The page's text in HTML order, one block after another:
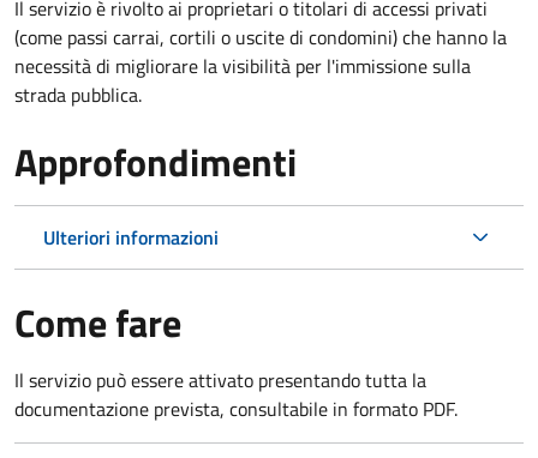
Il servizio è rivolto ai proprietari o titolari di accessi privati
(come passi carrai, cortili o uscite di condomini) che hanno la
necessità di migliorare la visibilità per l'immissione sulla
strada pubblica.
Approfondimenti
Ulteriori informazioni
Come fare
Il servizio può essere attivato presentando tutta la
documentazione prevista, consultabile in formato PDF.